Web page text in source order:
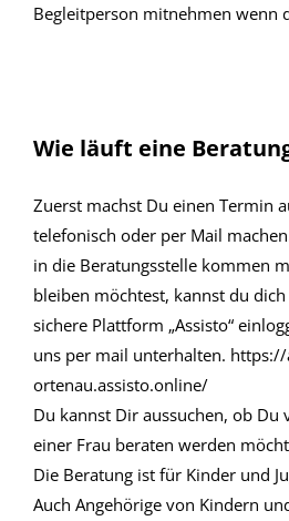
Begleitperson mitnehmen wenn
Wie läuft eine
Zuerst machst Du einen Termin
telefonisch oder per Mail
in die Beratungsstelle kommen
bleiben möchtest, kannst du
sichere Plattform „Assisto“
uns per mail unterhalten.
ortenau.assisto.online/
Du kannst Dir aussuchen, ob Du
einer Frau beraten werden
Die Beratung ist für Kinder und
Auch Angehörige von Kindern